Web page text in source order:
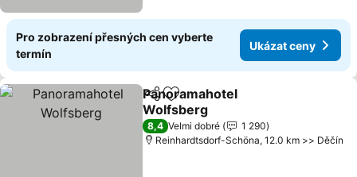
Pro zobrazení přesných cen vyberte
termín
Ukázat ceny
SdíletPřidat na seznam oblíbených
Panoramahotel
Wolfsberg
Ukázat ceny
8,4 Velmi dobré
1 290
Reinhardtsdorf-Schöna, 12.0 km >> Děčín